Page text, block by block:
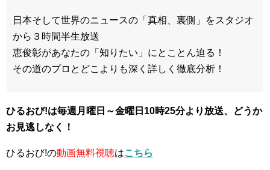
日本そして世界のニュースの「真相、裏側」をスタジオ
から３時間半生放送
恵俊彰があなたの「知りたい」にとことん迫る！
その道のプロとどこよりも深く詳しく徹底分析！
ひるおび!は毎週月曜日～金曜日10時25分より放送、どうか
お見逃しなく！
ひるおび!の動画無料視聴はこちら